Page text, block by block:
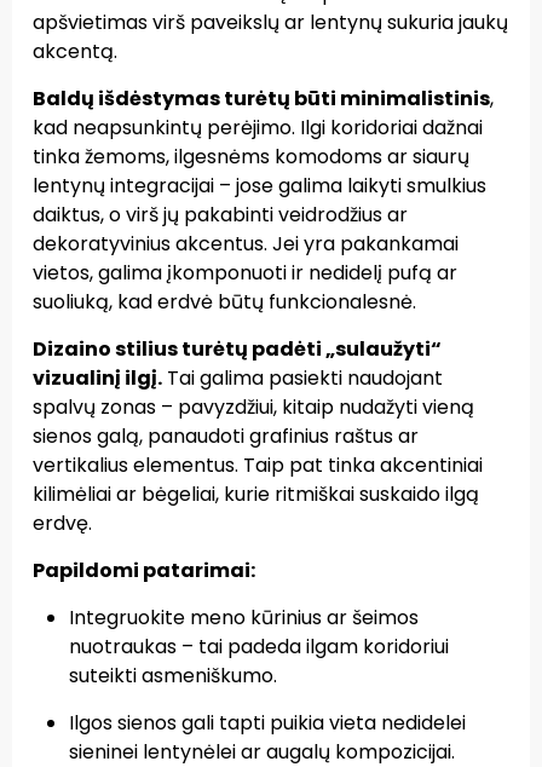
apšvietimas virš paveikslų ar lentynų sukuria jaukų
akcentą.
Baldų išdėstymas turėtų būti minimalistinis,
kad neapsunkintų perėjimo. Ilgi koridoriai dažnai
tinka žemoms, ilgesnėms komodoms ar siaurų
lentynų integracijai – jose galima laikyti smulkius
daiktus, o virš jų pakabinti veidrodžius ar
dekoratyvinius akcentus. Jei yra pakankamai
vietos, galima įkomponuoti ir nedidelį pufą ar
suoliuką, kad erdvė būtų funkcionalesnė.
Dizaino stilius turėtų padėti „sulaužyti“
vizualinį ilgį. Tai galima pasiekti naudojant
spalvų zonas – pavyzdžiui, kitaip nudažyti vieną
sienos galą, panaudoti grafinius raštus ar
vertikalius elementus. Taip pat tinka akcentiniai
kilimėliai ar bėgeliai, kurie ritmiškai suskaido ilgą
erdvę.
Papildomi patarimai:
Integruokite meno kūrinius ar šeimos
nuotraukas – tai padeda ilgam koridoriui
suteikti asmeniškumo.
Ilgos sienos gali tapti puikia vieta nedidelei
sieninei lentynėlei ar augalų kompozicijai.